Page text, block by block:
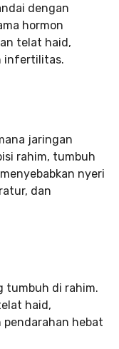
dengan
hormon
telat haid,
infertilitas.
jaringan
rahim, tumbuh
nyeri
dan
tumbuh di rahim.
haid,
hebat